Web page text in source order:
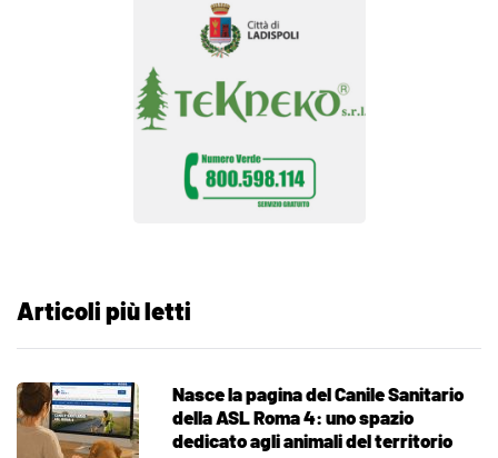
Articoli più letti
Nasce la pagina del Canile Sanitario
della ASL Roma 4: uno spazio
dedicato agli animali del territorio